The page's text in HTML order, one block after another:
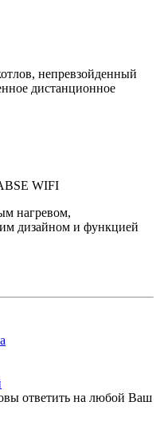
непревзойденный
дистанционное
WIFI
нагревом,
дизайном и функцией
ответить на любой Ваш